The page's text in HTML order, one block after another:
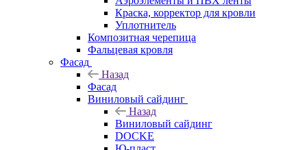
Краска, корректор для кровли
Уплотнитель
Композитная черепица
Фальцевая кровля
Фасад
Назад
Фасад
Виниловый сайдинг
Назад
Виниловый сайдинг
DOCKE